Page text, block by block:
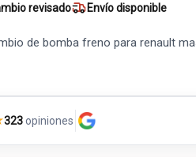
revisado Envío disponible
de bomba freno para renault
323opiniones